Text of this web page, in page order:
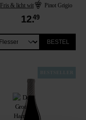
Fris & licht wit Pinot Grigio
12.49
BESTEL